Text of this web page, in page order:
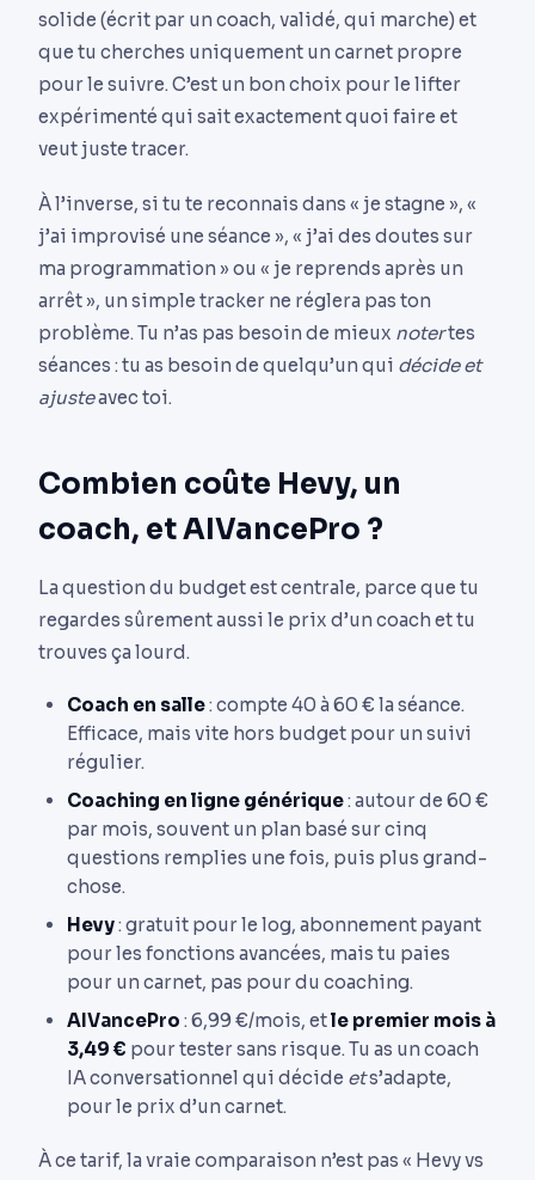
solide (écrit par un coach, validé, qui marche) et
que tu cherches uniquement un carnet propre
pour le suivre. C’est un bon choix pour le lifter
expérimenté qui sait exactement quoi faire et
veut juste tracer.
À l’inverse, si tu te reconnais dans « je stagne », «
j’ai improvisé une séance », « j’ai des doutes sur
ma programmation » ou « je reprends après un
arrêt », un simple tracker ne réglera pas ton
problème. Tu n’as pas besoin de mieux notertes
séances : tu as besoin de quelqu’un qui décide et
ajusteavec toi.
Combien coûte Hevy, un
coach, et AIVancePro ?
La question du budget est centrale, parce que tu
regardes sûrement aussi le prix d’un coach et tu
trouves ça lourd.
Coach en salle: compte 40 à 60 € la séance.
Efficace, mais vite hors budget pour un suivi
régulier.
Coaching en ligne générique: autour de 60 €
par mois, souvent un plan basé sur cinq
questions remplies une fois, puis plus grand-
chose.
Hevy: gratuit pour le log, abonnement payant
pour les fonctions avancées, mais tu paies
pour un carnet, pas pour du coaching.
AIVancePro : 6,99 €/mois, etle premier mois à
3,49 € pour tester sans risque. Tu as un coach
IA conversationnel qui décide ets’adapte,
pour le prix d’un carnet.
À ce tarif, la vraie comparaison n’est pas « Hevy vs